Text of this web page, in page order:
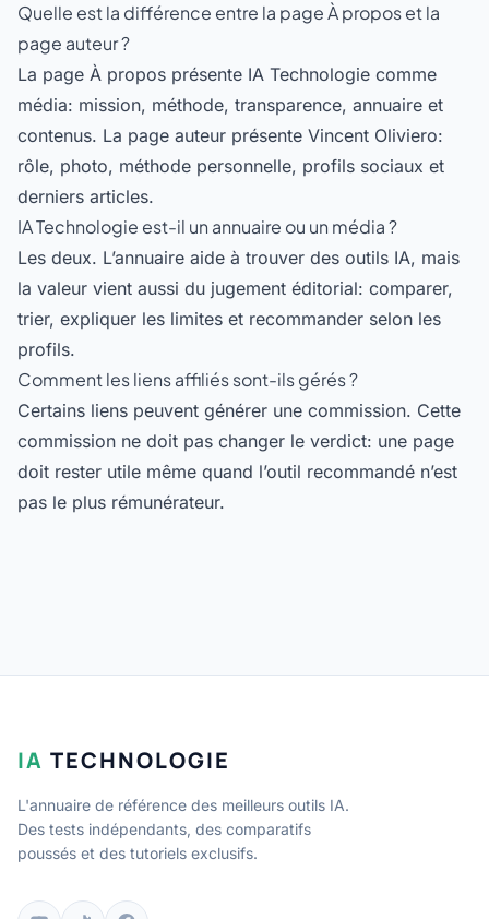
Quelle est la différence entre la page À propos et la
page auteur ?
La page À propos présente IA Technologie comme
média: mission, méthode, transparence, annuaire et
contenus. La page auteur présente Vincent Oliviero:
rôle, photo, méthode personnelle, profils sociaux et
derniers articles.
IA Technologie est-il un annuaire ou un média ?
Les deux. L’annuaire aide à trouver des outils IA, mais
la valeur vient aussi du jugement éditorial: comparer,
trier, expliquer les limites et recommander selon les
profils.
Comment les liens affiliés sont-ils gérés ?
Certains liens peuvent générer une commission. Cette
commission ne doit pas changer le verdict: une page
doit rester utile même quand l’outil recommandé n’est
pas le plus rémunérateur.
IA TECHNOLOGIE
L'annuaire de référence des meilleurs outils IA.
Des tests indépendants, des comparatifs
poussés et des tutoriels exclusifs.